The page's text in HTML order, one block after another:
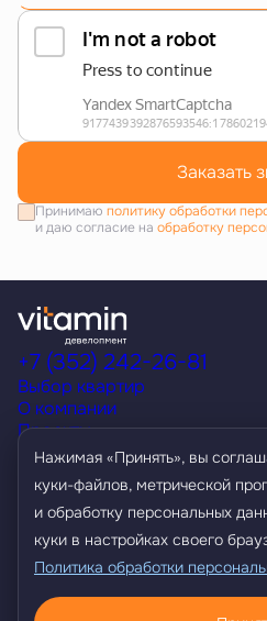
Заказать
Принимаю политику обработки
и даю согласие на обработку
Выбор квартир
О компании
Проекты
Акции
Способы покупки
Условия кредитования
Контакты
Агентам
+7 (352) 242-26-81
Разработано
Нажимая «Принять», вы
куки-файлов, метрической
и обработку персональных
куки в настройках своего
Политика обработки